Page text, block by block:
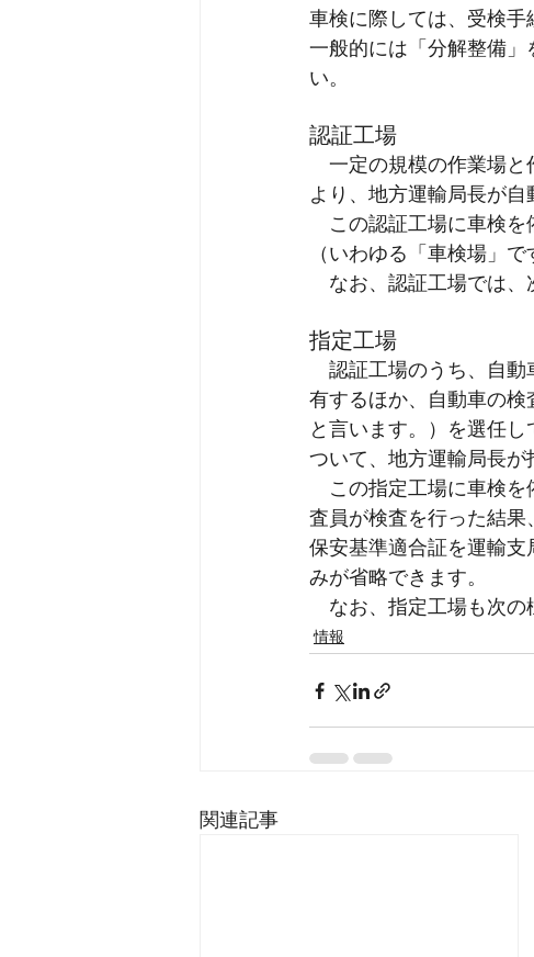
車検に際しては、受検手
一般的には「分解整備
い。
認証工場
一定の規模の作業場と
より、地方運輸局長が自
この認証工場に車検を
（いわゆる「車検場」
なお、認証工場では、
指定工場
認証工場のうち、自動
有するほか、自動車の検
と言います。）を選任
ついて、地方運輸局長が
この指定工場に車検を
査員が検査を行った結
保安基準適合証を運輸
みが省略できます。
なお、指定工場も次の
情報
関連記事